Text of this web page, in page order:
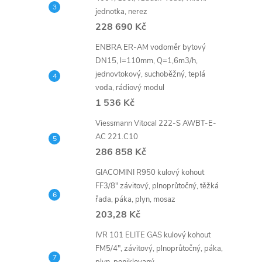
l
jednotka, nerez
228 690 Kč
ENBRA ER-AM vodoměr bytový
DN15, l=110mm, Q=1,6m3/h,
jednovtokový, suchoběžný, teplá
voda, rádiový modul
1 536 Kč
Viessmann Vitocal 222-S AWBT-E-
AC 221.C10
286 858 Kč
GIACOMINI R950 kulový kohout
FF3/8" závitový, plnoprůtočný, těžká
řada, páka, plyn, mosaz
203,28 Kč
IVR 101 ELITE GAS kulový kohout
FM5/4", závitový, plnoprůtočný, páka,